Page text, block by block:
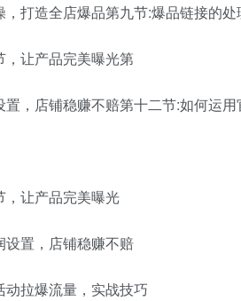
打造全店爆品第九节:爆品链接的
让产品完美曝光第
，店铺稳赚不赔第十二节:如何运
，让产品完美曝光
设置，店铺稳赚不赔
拉爆流量，实战技巧